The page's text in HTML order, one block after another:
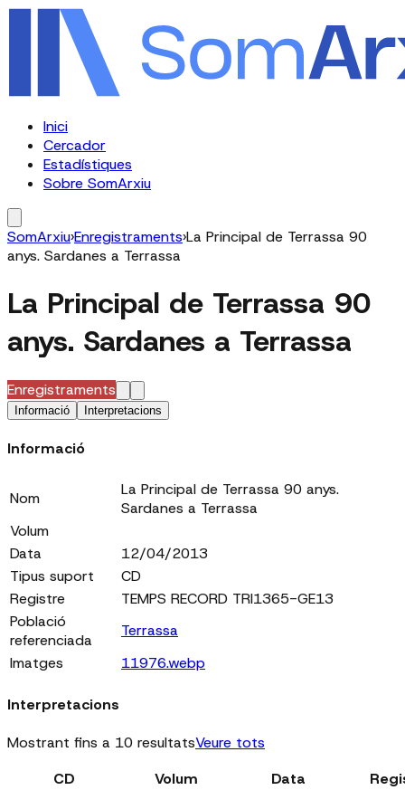
Inici
Cercador
Estadístiques
Sobre SomArxiu
SomArxiu›Enregistraments›La Principal de Terrassa 90
anys. Sardanes a Terrassa
La Principal de Terrassa 90
anys. Sardanes a Terrassa
Enregistraments
Informació Interpretacions
Informació
Nom
La Principal de Terrassa 90 anys.
Sardanes a Terrassa
Volum
Data
12/04/2013
Tipus suport
CD
Registre
TEMPS RECORD TRI1365-GE13
Població
referenciada
Terrassa
Imatges
11976.webp
Interpretacions
Mostrant fins a 10 resultatsVeure tots
CD
Volum Data